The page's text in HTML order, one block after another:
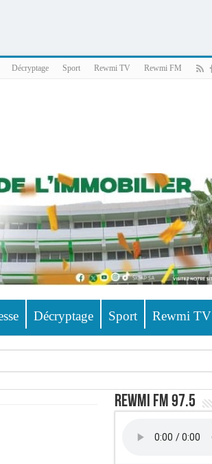
Décryptage Sport Rewmi TV Rewmi FM
Décryptage Sport Rewmi TV
Rewmi FM 97.5